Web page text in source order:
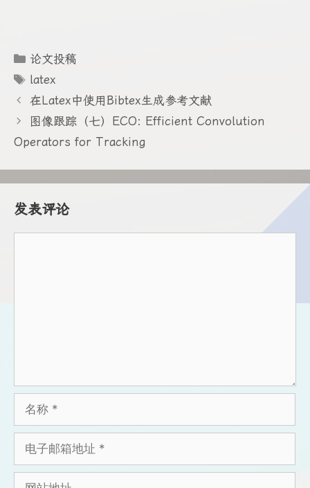
分
类
论文投稿
标
签
latex
在Latex中使用Bibtex生成参考文献
图像跟踪（七）ECO: Efficient Convolution
Operators for Tracking
发表评论
邮